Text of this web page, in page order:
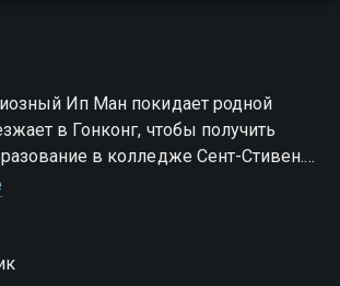
Ип Ман покидает родной
в Гонконг, чтобы получить
в колледже Сент-Стивен.
на учебе и мирной
во время важного
аукциона колледж захватывает